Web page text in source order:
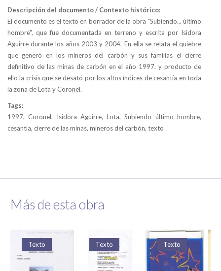
Descripción del documento / Contexto histórico:
El documento es el texto en borrador de la obra "Subiendo... último
hombre", que fue documentada en terreno y escrita por Isidora
Aguirre durante los años 2003 y 2004. En ella se relata el quiebre
que generó en los mineros del carbón y sus familias el cierre
definitivo de las minas de carbón en el año 1997, y producto de
ello la crisis que se desató por los altos índices de cesantía en toda
la zona de Lota y Coronel.
Tags:
1997, Coronel, Isidora Aguirre, Lota, Subiendo último hombre,
cesantía, cierre de las minas, mineros del carbón, texto
Más de esta obra
Texto Texto Texto